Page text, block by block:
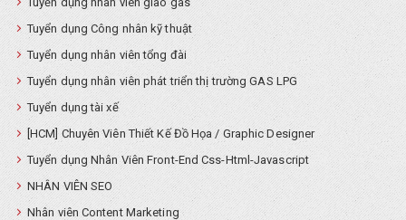
Tuyển dụng Công nhân kỹ thuật
Tuyển dụng nhân viên tổng đài
Tuyển dụng nhân viên phát triển thị trường GAS LPG
Tuyển dụng tài xế
[HCM] Chuyên Viên Thiết Kế Đồ Họa / Graphic Designer
Tuyển dụng Nhân Viên Front-End Css-Html-Javascript
NHÂN VIÊN SEO
Nhân viên Content Marketing